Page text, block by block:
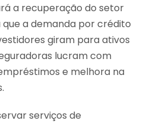
a recuperação do setor
a demanda por crédito
giram para ativos
lucram com
e melhora na
serviços de